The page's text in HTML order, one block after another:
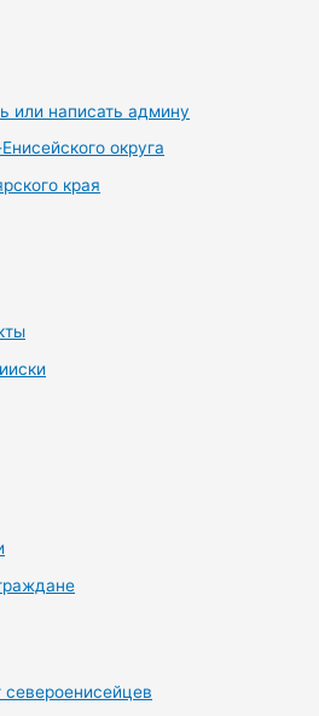
или написать админу
округа
края
североенисейцев